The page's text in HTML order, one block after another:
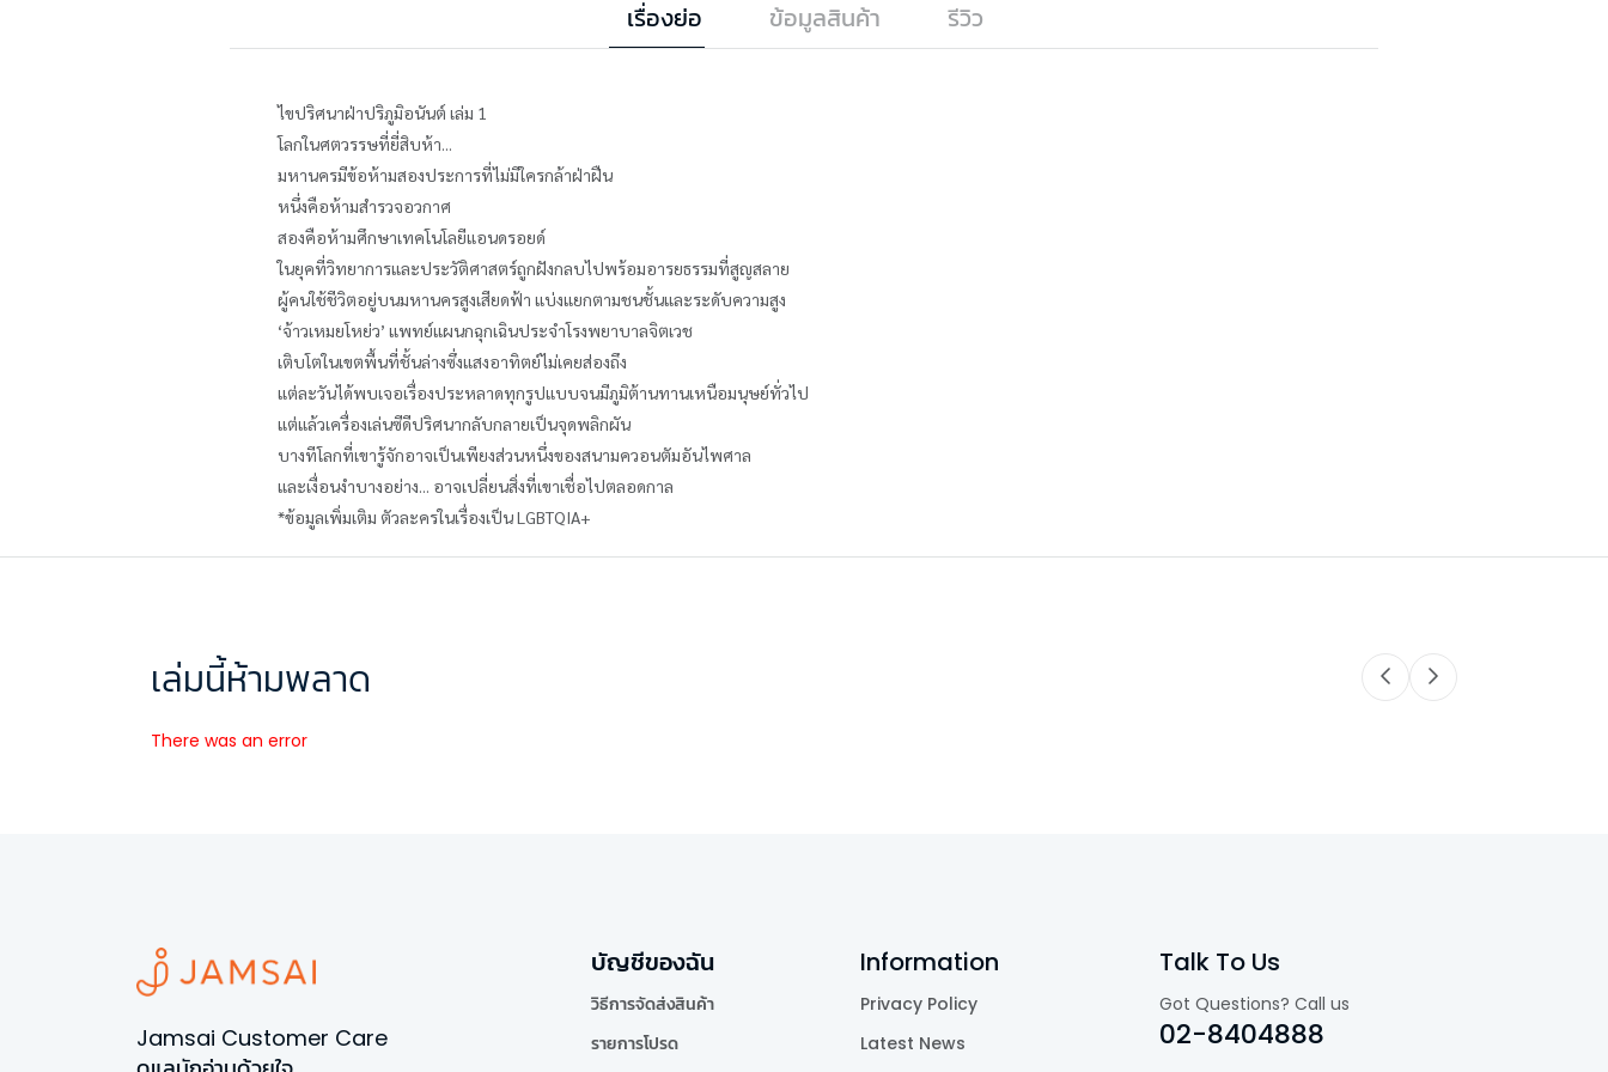
เรื่องย่อ ข้อมูลสินค้า รีวิว
ไขปริศนาฝ่าปริภูมิอนันต์ เล่ม 1
โลกในศตวรรษที่ยี่สิบห้า...
มหานครมีข้อห้ามสองประการที่ไม่มีใครกล้าฝ่าฝืน
หนึ่งคือห้ามสำรวจอวกาศ
สองคือห้ามศึกษาเทคโนโลยีแอนดรอยด์
ในยุคที่วิทยาการและประวัติศาสตร์ถูกฝังกลบไปพร้อมอารยธรรมที่สูญสลาย
ผู้คนใช้ชีวิตอยู่บนมหานครสูงเสียดฟ้า แบ่งแยกตามชนชั้นและระดับความสูง
‘จ้าวเหมยโหย่ว’ แพทย์แผนกฉุกเฉินประจำโรงพยาบาลจิตเวช
เติบโตในเขตพื้นที่ชั้นล่างซึ่งแสงอาทิตย์ไม่เคยส่องถึง
แต่ละวันได้พบเจอเรื่องประหลาดทุกรูปแบบจนมีภูมิต้านทานเหนือมนุษย์ทั่วไป
แต่แล้วเครื่องเล่นซีดีปริศนากลับกลายเป็นจุดพลิกผัน
บางทีโลกที่เขารู้จักอาจเป็นเพียงส่วนหนึ่งของสนามควอนตัมอันไพศาล
และเงื่อนงำบางอย่าง... อาจเปลี่ยนสิ่งที่เขาเชื่อไปตลอดกาล
*ข้อมูลเพิ่มเติม ตัวละครในเรื่องเป็น LGBTQIA+
เล่มนี้ห้ามพลาด
There was an error
Jamsai Customer Care
บัญชีของฉัน
วิธีการจัดส่งสินค้า
รายการโปรด
Information
Privacy Policy
Latest News
Talk To Us
Got Questions? Call us
02-8404888